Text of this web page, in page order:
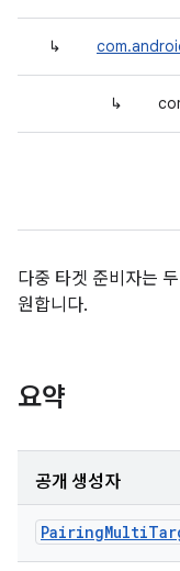
↳
↳
다중 타겟 준비자는
원합니다.
요약
공개 생성자
PairingMulti